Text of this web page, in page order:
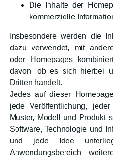
Die Inhalte der
kommerzielle
Insbesondere werden die
dazu verwendet, mit
oder Homepages
davon, ob es sich hierbei
Dritten handelt.
Jedes auf dieser
jede Veröffentlichung,
Muster, Modell und Produkt
Software, Technologie und
und jede Idee
Anwendungsbereich